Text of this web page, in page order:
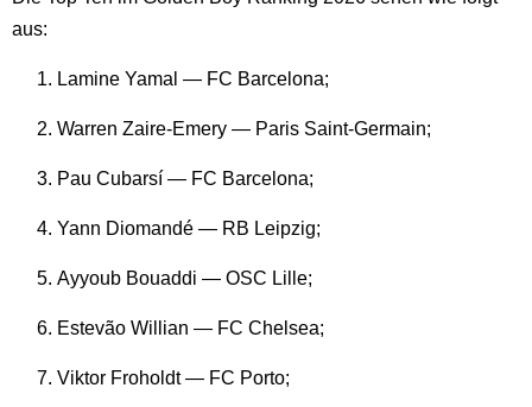
aus:
Lamine Yamal — FC Barcelona;
Warren Zaire-Emery — Paris Saint-Germain;
Pau Cubarsí — FC Barcelona;
Yann Diomandé — RB Leipzig;
Ayyoub Bouaddi — OSC Lille;
Estevão Willian — FC Chelsea;
Viktor Froholdt — FC Porto;